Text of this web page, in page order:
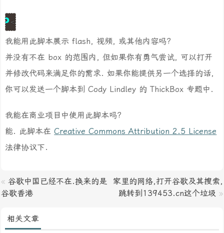
<a href="images/image-4.jpg" rel="lightbox"
我能用此脚本展示 flash, 视频, 或其他内容吗?
并没有不在 box 的范围内, 但如果你有勇气尝试, 可以打开
并修改代码来满足你的需求. 如果你能提供另一个选择的话,
你可以发送一个脚本到 Cody Lindley 的 ThickBox 专题中.
我能在商业项目中使用此脚本吗?
能. 此脚本在Creative Commons Attribution 2.5 License
法律协议下.
« 谷歌中国已经不在.换来的是
谷歌香港
家里的网络,打开谷歌及其搜索,
跳转到139453.cn这个垃圾 »
相关文章